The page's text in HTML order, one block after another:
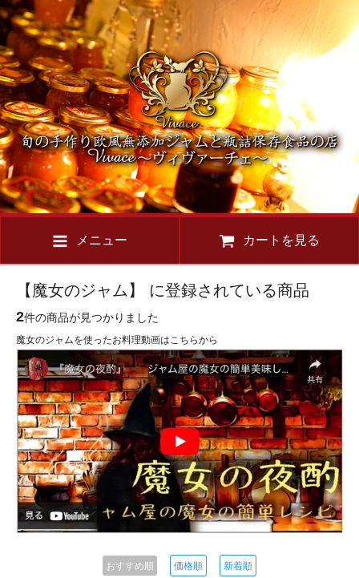
メニュー カートを見る
【魔女のジャム】 に登録されている商品
2件の商品が見つかりました
魔女のジャムを使ったお料理動画はこちらから
おすすめ順 価格順 新着順